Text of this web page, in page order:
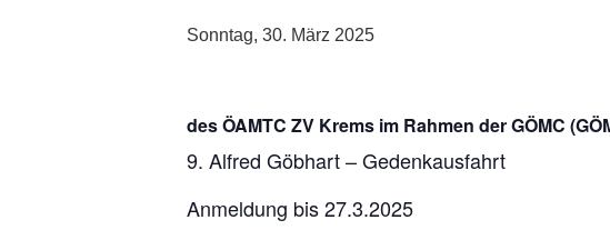
Sonntag, 30. März 2025
des ÖAMTC ZV Krems im Rahmen der GÖMC
9. Alfred Göbhart – Gedenkausfahrt
Anmeldung bis 27.3.2025